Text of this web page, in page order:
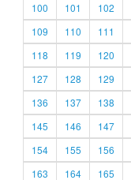
100
101 102
109
110 111
118
119 120
127
128 129
136
137 138
145
146 147
154
155 156
163
164 165